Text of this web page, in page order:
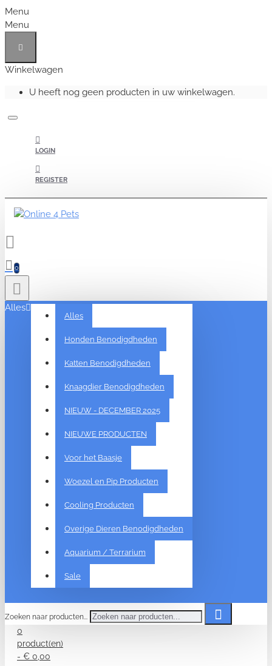
Menu
Menu
Winkelwagen
U heeft nog geen producten in uw winkelwagen.
LOGIN
REGISTER
0
Alles
Alles
Honden Benodigdheden
Katten Benodigdheden
Knaagdier Benodigdheden
NIEUW - DECEMBER 2025
NIEUWE PRODUCTEN
Voor het Baasje
Woezel en Pip Producten
Cooling Producten
Overige Dieren Benodigdheden
Aquarium / Terrarium
Sale
Zoeken naar producten...
0
product(en)
- € 0,00